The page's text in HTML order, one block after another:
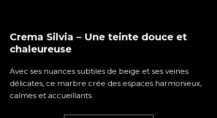
Crema Silvia – Une teinte douce et
chaleureuse
Avec ses nuances subtiles de beige et ses veines
délicates, ce marbre crée des espaces harmonieux,
calmes et accueillants.